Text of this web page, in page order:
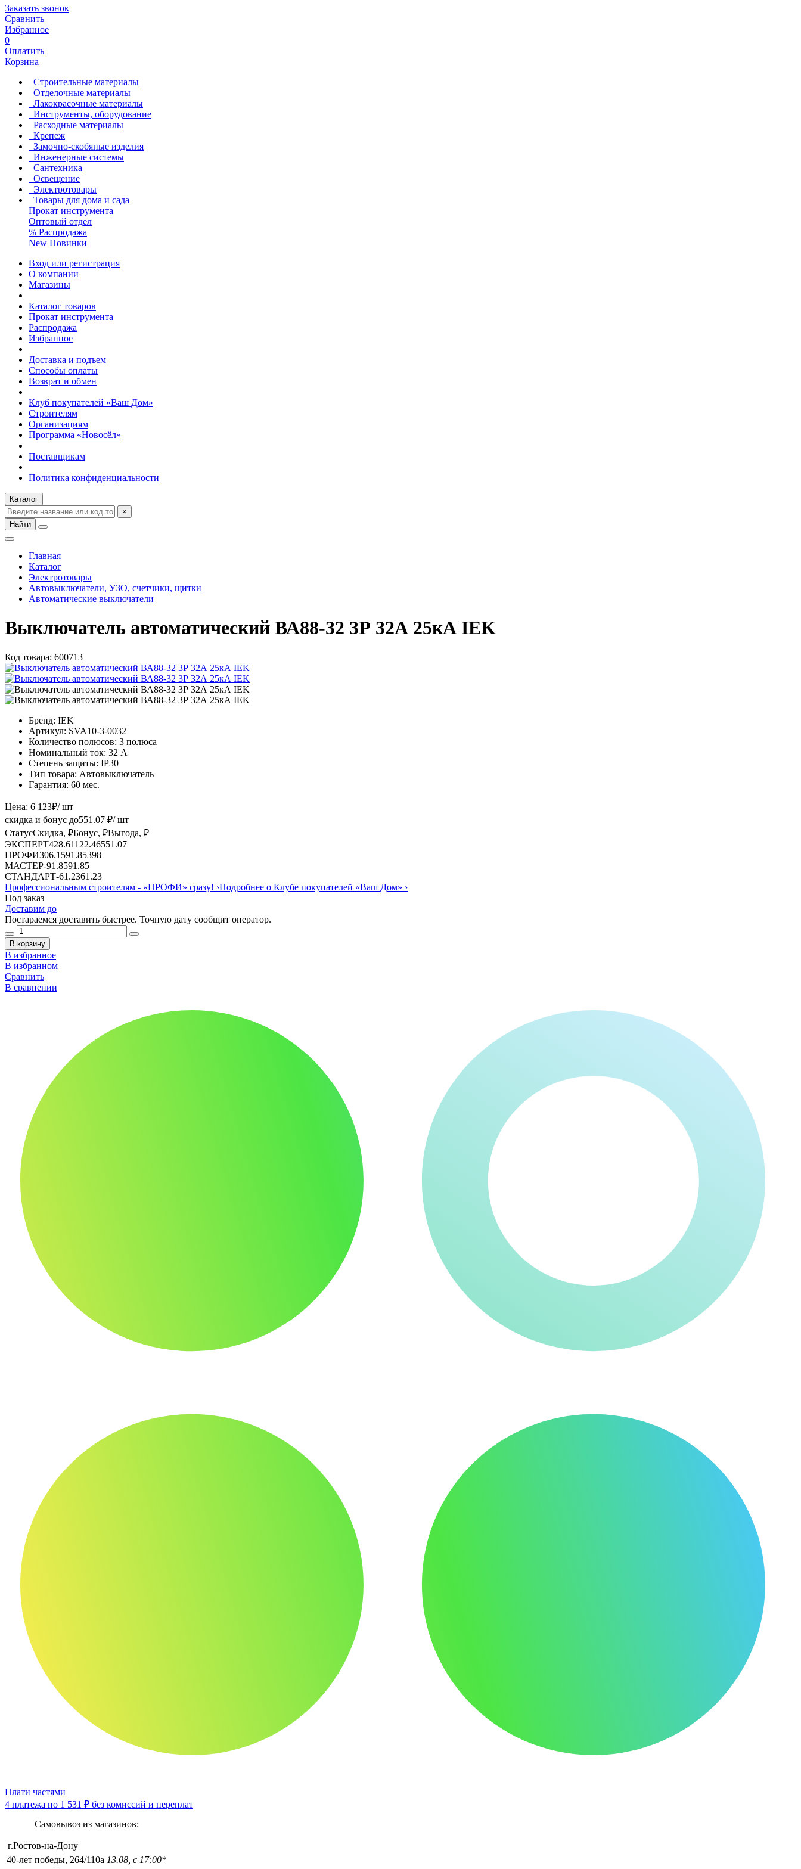
Заказать звонок
Сравнить
Избранное
0
Оплатить
Корзина
Строительные материалы
Отделочные материалы
Лакокрасочные материалы
Инструменты, оборудование
Расходные материалы
Крепеж
Замочно-скобяные изделия
Инженерные системы
Сантехника
Освещение
Электротовары
Товары для дома и сада
Прокат инструмента
Оптовый отдел
% Распродажа
New Новинки
Вход или регистрация
О компании
Магазины
Каталог товаров
Прокат инструмента
Распродажа
Избранное
Доставка и подъем
Способы оплаты
Возврат и обмен
Клуб покупателей «Ваш Дом»
Строителям
Организациям
Программа «Новосёл»
Поставщикам
Политика конфиденциальности
Каталог
×
Найти
Главная
Каталог
Электротовары
Автовыключатели, УЗО, счетчики, щитки
Автоматические выключатели
Выключатель автоматический ВА88-32 3Р 32А 25кА IEK
Код товара: 600713
Бренд: IEK
Артикул: SVA10-3-0032
Количество полюсов: 3 полюса
Номинальный ток: 32 А
Степень защиты: IP30
Тип товара: Автовыключатель
Гарантия: 60 мес.
Цена: 6 123₽/ шт
скидка и бонус до551.07 ₽/ шт
СтатусСкидка, ₽Бонус, ₽Выгода, ₽
ЭКСПЕРТ428.61122.46551.07
ПРОФИ306.1591.85398
МАСТЕР-91.8591.85
СТАНДАРТ-61.2361.23
Профессиональным строителям - «ПРОФИ» сразу! ›Подробнее о Клубе покупателей «Ваш Дом» ›
Под заказ
Доставим до
Постараемся доставить быстрее. Точную дату сообщит оператор.
В корзину
В избранное
В избранном
Сравнить
В сравнении
Плати частями
4 платежа по 1 531 ₽ без комиссий и переплат
Самовывоз из магазинов:
г.Ростов-на-Дону
40-лет победы, 264/110а 13.08, с 17:00*